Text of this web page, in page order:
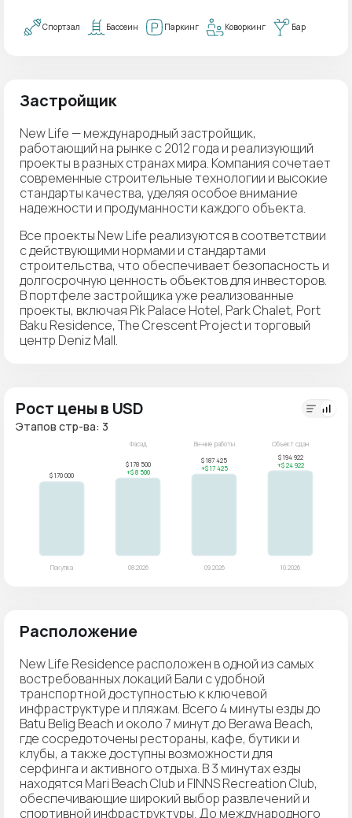
Спортзал Бассеин Паркинг Коворкинг Бар
Застройщик
New Life — международный застройщик,
работающий на рынке с 2012 года и реализующий
проекты в разных странах мира. Компания сочетает
современные строительные технологии и высокие
стандарты качества, уделяя особое внимание
надежности и продуманности каждого объекта.
Все проекты New Life реализуются в соответствии
с действующими нормами и стандартами
строительства, что обеспечивает безопасность и
долгосрочную ценность объектов для инвесторов.
В портфеле застройщика уже реализованные
проекты, включая Pik Palace Hotel, Park Chalet, Port
Baku Residence, The Crescent Project и торговый
центр Deniz Mall.
Рост цены в USD
Этапов стр-ва: 3
Расположение
New Life Residence расположен в одной из самых
востребованных локаций Бали с удобной
транспортной доступностью к ключевой
инфраструктуре и пляжам. Всего 4 минуты езды до
Batu Belig Beach и около 7 минут до Berawa Beach,
где сосредоточены рестораны, кафе, бутики и
клубы, а также доступны возможности для
серфинга и активного отдыха. В 3 минутах езды
находятся Mari Beach Club и FINNS Recreation Club,
обеспечивающие широкий выбор развлечений и
спортивной инфраструктуры. До международного